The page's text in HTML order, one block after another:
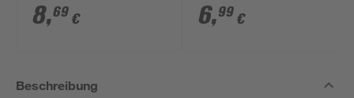
Tapete/Putz 1 kg, 4
Stück
8,69 €
Tapete/Putz weiß 2
Stück 2 kg
6,99 €
Beschreibung